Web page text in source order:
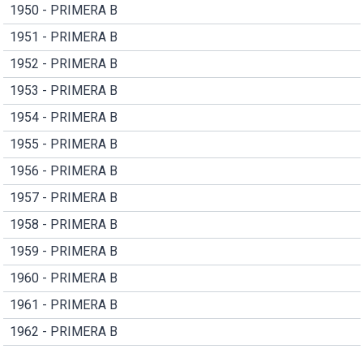
1950 - PRIMERA B
1951 - PRIMERA B
1952 - PRIMERA B
1953 - PRIMERA B
1954 - PRIMERA B
1955 - PRIMERA B
1956 - PRIMERA B
1957 - PRIMERA B
1958 - PRIMERA B
1959 - PRIMERA B
1960 - PRIMERA B
1961 - PRIMERA B
1962 - PRIMERA B